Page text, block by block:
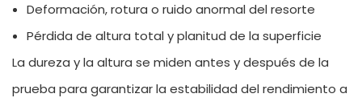
Deformación, rotura o ruido anormal del resorte
Pérdida de altura total y planitud de la superficie
La dureza y la altura se miden antes y después de la
prueba para garantizar la estabilidad del rendimiento a